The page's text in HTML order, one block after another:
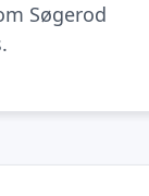
Søgerod